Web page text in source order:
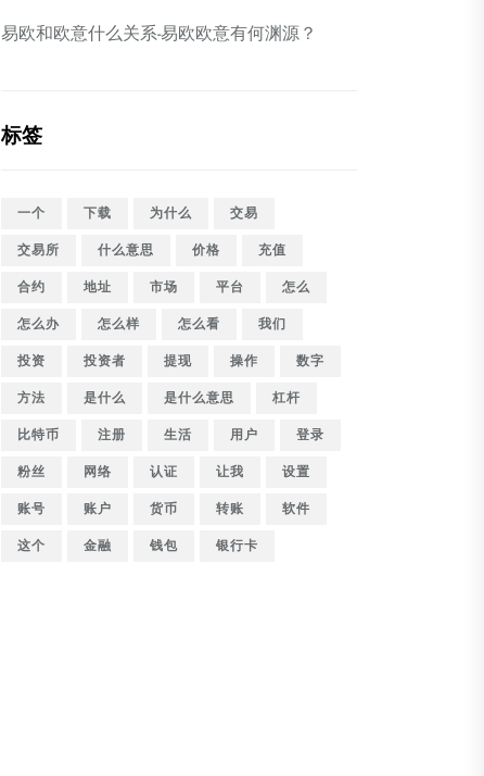
易欧和欧意什么关系-易欧欧意有何渊源？
标签
一个 下载 为什么
交易
交易所
什么意思 价格
充值
合约
地址 市场 平台
怎么
怎么办
怎么样 怎么看
我们
投资
投资者 提现 操作
数字
方法
是什么 是什么意思
杠杆
比特币
注册 生活 用户
登录
粉丝
网络 认证 让我
设置
账号
账户 货币 转账
软件
这个
金融 钱包 银行卡